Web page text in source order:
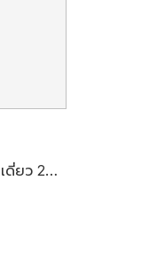
ดีญ่า วาเล่ย์ บ้านฉาง บ้านเดี่ยว 2 ชั้น 52.8 ตร.ว. บ้านพร้อมอยู่ แต่งสวย เฟอร์ฯครบ วิวภูเขา ติดถนนสุขุมวิท อ.บ้านฉาง จ.ระยอง